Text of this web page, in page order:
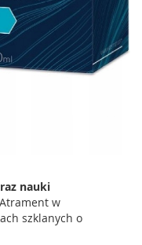
nauki
w
szklanych o